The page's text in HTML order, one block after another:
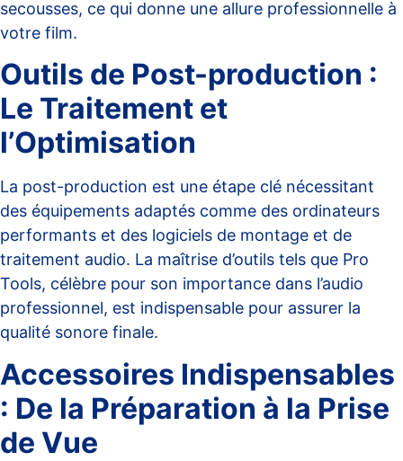
secousses, ce qui donne une allure professionnelle à
votre film.
Outils de Post-production :
Le Traitement et
l’Optimisation
La post-production est une étape clé nécessitant
des équipements adaptés comme des ordinateurs
performants et des logiciels de montage et de
traitement audio. La maîtrise d’outils tels que Pro
Tools, célèbre pour son importance dans l’audio
professionnel, est indispensable pour assurer la
qualité sonore finale.
Accessoires Indispensables
: De la Préparation à la Prise
de Vue